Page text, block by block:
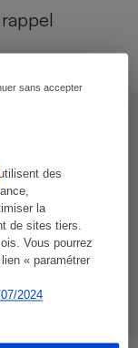
des
la
de sites tiers.
Vous pourrez
« paramétrer
2024
sans accepter